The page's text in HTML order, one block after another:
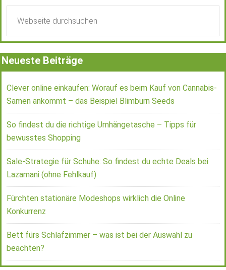
Neueste Beiträge
Clever online einkaufen: Worauf es beim Kauf von Cannabis-
Samen ankommt – das Beispiel Blimburn Seeds
So findest du die richtige Umhängetasche – Tipps für
bewusstes Shopping
Sale-Strategie für Schuhe: So findest du echte Deals bei
Lazamani (ohne Fehlkauf)
Fürchten stationäre Modeshops wirklich die Online
Konkurrenz
Bett fürs Schlafzimmer – was ist bei der Auswahl zu
beachten?